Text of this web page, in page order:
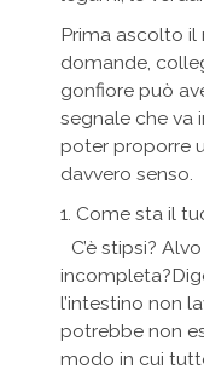
Prima ascolto
domande,
gonfiore può
segnale che va
poter proporre
davvero senso.
1. Come sta il
C’è stipsi?
l’intestino non
potrebbe non
modo in cui